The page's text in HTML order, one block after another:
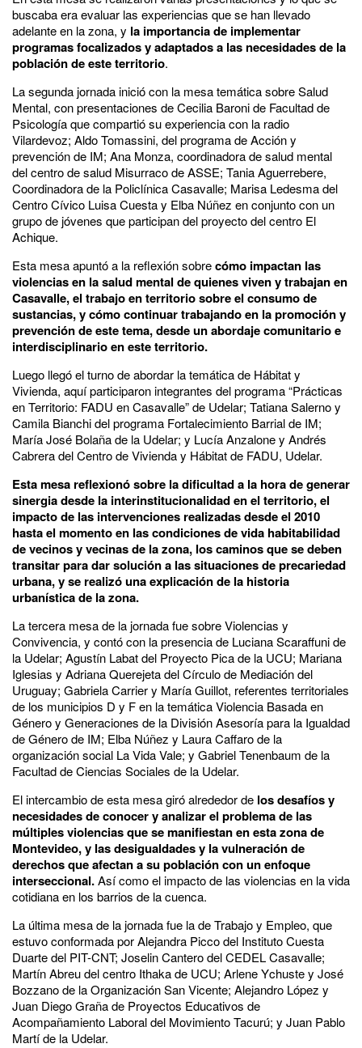
buscaba era evaluar las experiencias que se han llevado
adelante en la zona, y la importancia de implementar
programas focalizados y adaptados a las necesidades de la
población de este territorio.
La segunda jornada inició con la mesa temática sobre Salud
Mental, con presentaciones de Cecilia Baroni de Facultad de
Psicología que compartió su experiencia con la radio
Vilardevoz; Aldo Tomassini, del programa de Acción y
prevención de IM; Ana Monza, coordinadora de salud mental
del centro de salud Misurraco de ASSE; Tania Aguerrebere,
Coordinadora de la Policlínica Casavalle; Marisa Ledesma del
Centro Cívico Luisa Cuesta y Elba Núñez en conjunto con un
grupo de jóvenes que participan del proyecto del centro El
Achique.
Esta mesa apuntó a la reflexión sobrecómo impactan las
violencias en la salud mental de quienes viven y trabajan en
Casavalle, el trabajo en territorio sobre el consumo de
sustancias, y cómo continuar trabajando en la promoción y
prevención de este tema, desde un abordaje comunitario e
interdisciplinario en este territorio.
Luego llegó el turno de abordar la temática de Hábitat y
Vivienda, aquí participaron integrantes del programa “Prácticas
en Territorio: FADU en Casavalle” de Udelar; Tatiana Salerno y
Camila Bianchi del programa Fortalecimiento Barrial de IM;
María José Bolaña de la Udelar; y Lucía Anzalone y Andrés
Cabrera del Centro de Vivienda y Hábitat de FADU, Udelar.
Esta mesa reflexionó sobre la dificultad a la hora de generar
sinergia desde la interinstitucionalidad en el territorio, el
impacto de las intervenciones realizadas desde el 2010
hasta el momento en las condiciones de vida habitabilidad
de vecinos y vecinas de la zona, los caminos que se deben
transitar para dar solución a las situaciones de precariedad
urbana, y se realizó una explicación de la historia
urbanística de la zona.
La tercera mesa de la jornada fue sobre Violencias y
Convivencia, y contó con la presencia de Luciana Scaraffuni de
la Udelar; Agustín Labat del Proyecto Pica de la UCU; Mariana
Iglesias y Adriana Querejeta del Círculo de Mediación del
Uruguay; Gabriela Carrier y María Guillot, referentes territoriales
de los municipios D y F en la temática Violencia Basada en
Género y Generaciones de la División Asesoría para la Igualdad
de Género de IM; Elba Núñez y Laura Caffaro de la
organización social La Vida Vale; y Gabriel Tenenbaum de la
Facultad de Ciencias Sociales de la Udelar.
El intercambio de esta mesa giró alrededor de los desafíos y
necesidades de conocer y analizar el problema de las
múltiples violencias que se manifiestan en esta zona de
Montevideo, y las desigualdades y la vulneración de
derechos que afectan a su población con un enfoque
interseccional.Así como el impacto de las violencias en la vida
cotidiana en los barrios de la cuenca.
La última mesa de la jornada fue la de Trabajo y Empleo, que
estuvo conformada por Alejandra Picco del Instituto Cuesta
Duarte del PIT-CNT; Joselin Cantero del CEDEL Casavalle;
Martín Abreu del centro Ithaka de UCU; Arlene Ychuste y José
Bozzano de la Organización San Vicente; Alejandro López y
Juan Diego Graña de Proyectos Educativos de
Acompañamiento Laboral del Movimiento Tacurú; y Juan Pablo
Martí de la Udelar.